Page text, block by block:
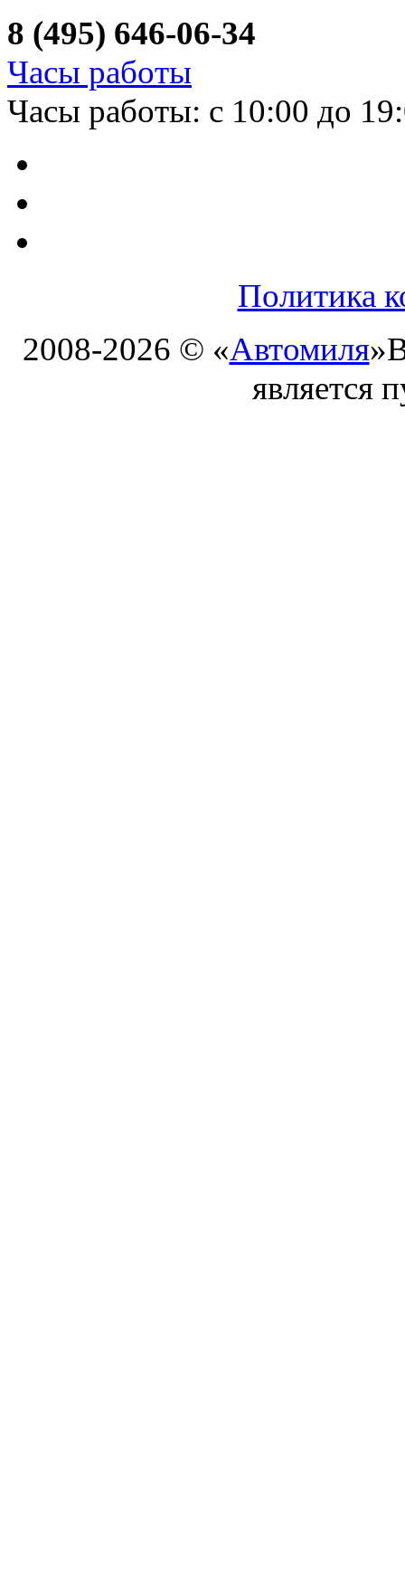
8 (495) 646-06-34
Часы работы
Часы работы: с 10:00 до
Политика
2008-2026 © «Автомиля»
является